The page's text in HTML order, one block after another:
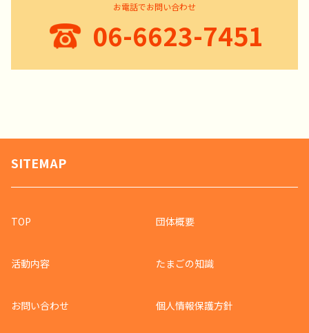
お電話でお問い合わせ
06-6623-7451
SITEMAP
TOP 団体概要
活動内容 たまごの知識
お問い合わせ 個人情報保護方針